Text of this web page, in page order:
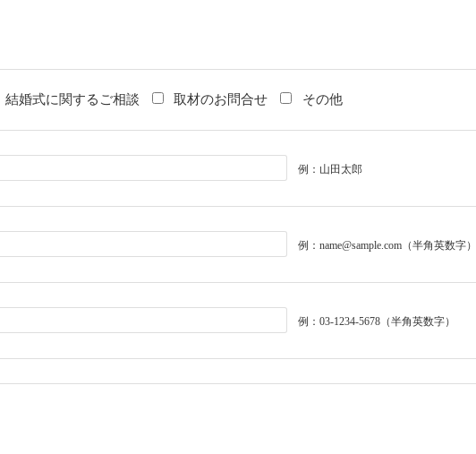
結婚式に関するご相談 取材のお問合せ その他
例：山田太郎
例：name@sample.com（半角英数字）
例：03-1234-5678（半角英数字）